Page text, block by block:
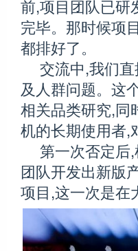
前,项目团队已研
完毕。那时候项
都排好了。
交流中,我们
及人群问题。这
相关品类研究,同
机的长期使用者,
第一次否定后
团队开发出新版
项目,这一次是在